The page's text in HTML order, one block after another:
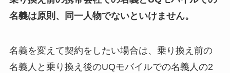
名義は原則、同一人物でないといけません。
名義を変えて契約をしたい場合は、乗り換え前の
名義人と乗り換え後のUQモバイルでの名義人の2